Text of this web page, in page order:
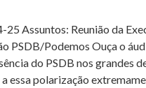
25 Assuntos: Reunião da
PSDB/Podemos Ouça o
do PSDB nos grandes
essa polarização